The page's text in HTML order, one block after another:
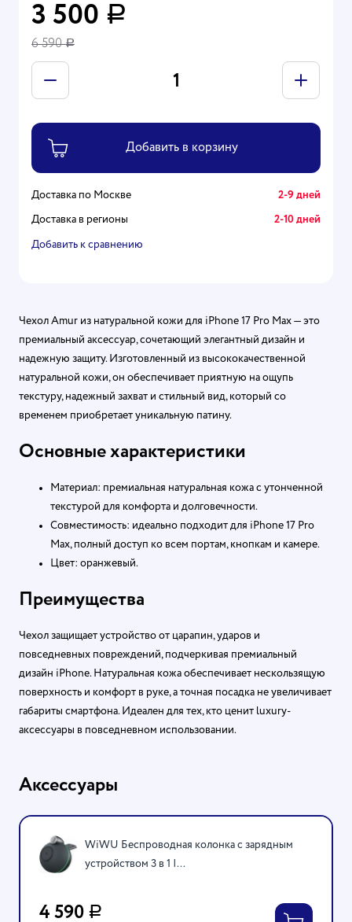
3 500 Р
6 590Р
Доставка по Москве 2-9 дней
Доставка в регионы 2-10 дней
Добавить к сравнению
Чехол Amur из натуральной кожи для iPhone 17 Pro Max — это
премиальный аксессуар, сочетающий элегантный дизайн и
надежную защиту. Изготовленный из высококачественной
натуральной кожи, он обеспечивает приятную на ощупь
текстуру, надежный захват и стильный вид, который со
временем приобретает уникальную патину.
Основные характеристики
Материал: премиальная натуральная кожа с утонченной
текстурой для комфорта и долговечности.
Совместимость: идеально подходит для iPhone 17 Pro
Max, полный доступ ко всем портам, кнопкам и камере.
Цвет: оранжевый.
Преимущества
Чехол защищает устройство от царапин, ударов и
повседневных повреждений, подчеркивая премиальный
дизайн iPhone. Натуральная кожа обеспечивает нескользящую
поверхность и комфорт в руке, а точная посадка не увеличивает
габариты смартфона. Идеален для тех, кто ценит luxury-
аксессуары в повседневном использовании.
Аксессуары
WiWU Беспроводная колонка с зарядным
устройством 3 в 1 |...
4 590 Р